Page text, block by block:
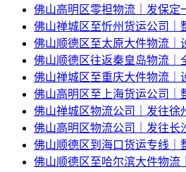
佛山高明区零担物流｜发保定
佛山禅城区至忻州货运公司｜
佛山顺德区至太原大件物流｜
佛山顺德区往返秦皇岛物流｜
佛山禅城区至重庆大件物流｜
佛山高明区至上海货运公司｜
佛山禅城区物流公司｜发往徐
佛山高明区物流公司｜发往长
佛山顺德区到海口货运专线｜
佛山顺德区至哈尔滨大件物流